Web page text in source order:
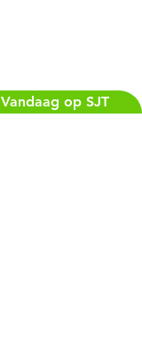
Vandaag op SJT